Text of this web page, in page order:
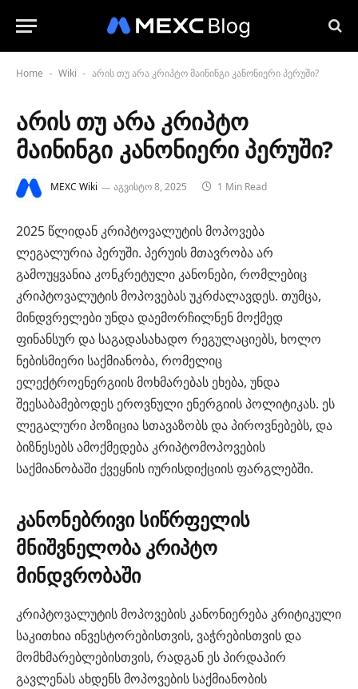
Home - Wiki - არის თუ არა კრიპტო მაინინგი კანონიერი პერუში?
არის თუ არა კრიპტო
მაინინგი კანონიერი პერუში?
MEXC Wiki აგვისტო 8, 2025 1 Min Read
2025 წლიდან კრიპტოვალუტის მოპოვება
ლეგალურია პერუში. პერუის მთავრობა არ
გამოუყვანია კონკრეტული კანონები, რომლებიც
კრიპტოვალუტის მოპოვებას უკრძალავდეს. თუმცა,
მინდვრელები უნდა დაემორჩილნენ მოქმედ
ფინანსურ და საგადასახადო რეგულაციებს, ხოლო
ნებისმიერი საქმიანობა, რომელიც
ელექტროენერგიის მოხმარებას ეხება, უნდა
შეესაბამებოდეს ეროვნული ენერგიის პოლიტიკას. ეს
ლეგალური პოზიცია სთავაზობს და პიროვნებებს, და
ბიზნესებს ამოქმედება კრიპტომოპოვების
საქმიანობაში ქვეყნის იურისდიქციის ფარგლებში.
კანონებრივი სიწრფელის
მნიშვნელობა კრიპტო
მინდვრობაში
კრიპტოვალუტის მოპოვების კანონიერება კრიტიკული
საკითხია ინვესტორებისთვის, ვაჭრებისთვის და
მომხმარებლებისთვის, რადგან ეს პირდაპირ
გავლენას ახდენს მოპოვების საქმიანობის